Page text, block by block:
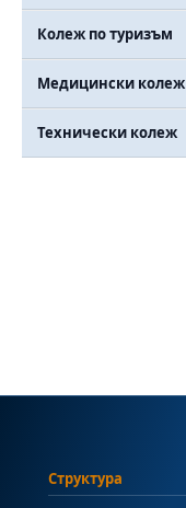
Колеж по туризъм
Медицински колеж
Технически колеж
Структура